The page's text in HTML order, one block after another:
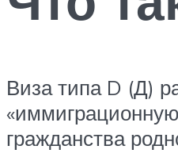
Виза типа D (Д)
гражданства